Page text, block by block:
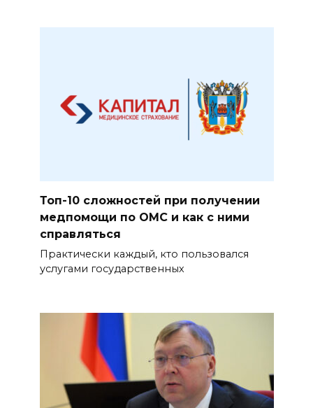
Топ-10 сложностей при получении
медпомощи по ОМС и как с ними
справляться
Практически каждый, кто пользовался
услугами государственных